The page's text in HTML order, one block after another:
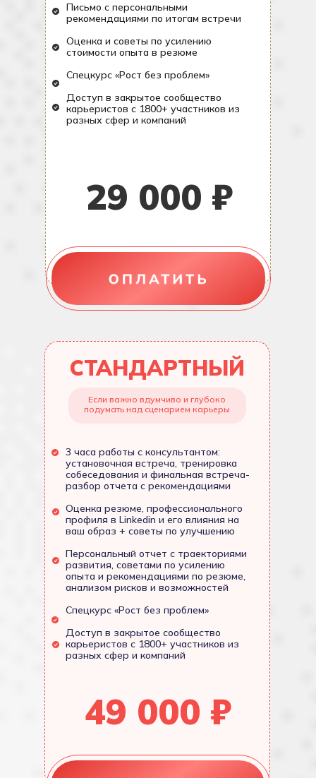
3 часа работы с консультантом:
установочная встреча, тренировка
собеседования и финальная встреча-
разбор отчета с рекомендациями
Оценка резюме, профессионального
профиля в Linkedin и его влияния на
ваш образ + советы по улучшению
Персональный отчет с траекториями
развития, советами по усилению
опыта и рекомендациями по резюме,
анализом рисков и возможностей
Спецкурс «Рост без проблем»
Доступ в закрытое сообщество
карьеристов с 1800+ участников из
разных сфер и компаний
СТАНДАРТНЫЙ
49 000 ₽
Если важно вдумчиво и глубоко
подумать над сценарием карьеры
Письмо с персональными
рекомендациями по итогам встречи
Оценка и советы по усилению
стоимости опыта в резюме
Спецкурс «Рост без проблем»
Доступ в закрытое сообщество
карьеристов с 1800+ участников из
разных сфер и компаний
29 000 ₽